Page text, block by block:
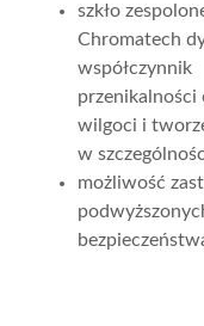
szkło
Chromatech
współczynnik
przenikalności
wilgoci i
w
możliwość